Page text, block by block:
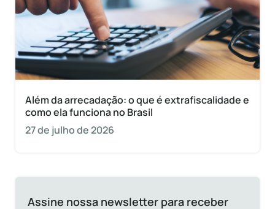
Além da arrecadação: o que é extrafiscalidade e
como ela funciona no Brasil
27 de julho de 2026
Assine nossa newsletter para receber